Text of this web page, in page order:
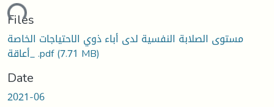
Files
مستوى الصلابة النفسية لدى أباء ذوي الاحتياجات الخاصة
_أعاقة .pdf(7.71 MB)
Date
2021-06